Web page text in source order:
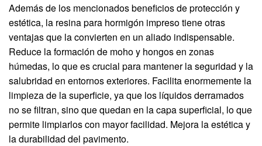
Además de los mencionados beneficios de protección y
estética, la resina para hormigón impreso tiene otras
ventajas que la convierten en un aliado indispensable.
Reduce la formación de moho y hongos en zonas
húmedas, lo que es crucial para mantener la seguridad y la
salubridad en entornos exteriores. Facilita enormemente la
limpieza de la superficie, ya que los líquidos derramados
no se filtran, sino que quedan en la capa superficial, lo que
permite limpiarlos con mayor facilidad. Mejora la estética y
la durabilidad del pavimento.